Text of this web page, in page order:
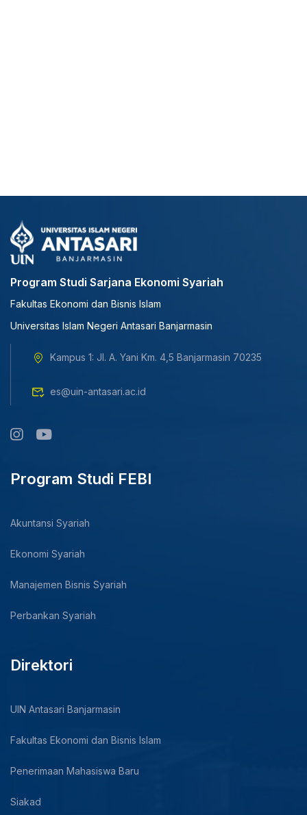
Program Studi Sarjana Ekonomi Syariah
Fakultas Ekonomi dan Bisnis Islam
Universitas Islam Negeri Antasari Banjarmasin
Kampus 1: Jl. A. Yani Km. 4,5 Banjarmasin 70235
es@uin-antasari.ac.id
Program Studi FEBI
Akuntansi Syariah
Ekonomi Syariah
Manajemen Bisnis Syariah
Perbankan Syariah
Direktori
UIN Antasari Banjarmasin
Fakultas Ekonomi dan Bisnis Islam
Penerimaan Mahasiswa Baru
Siakad